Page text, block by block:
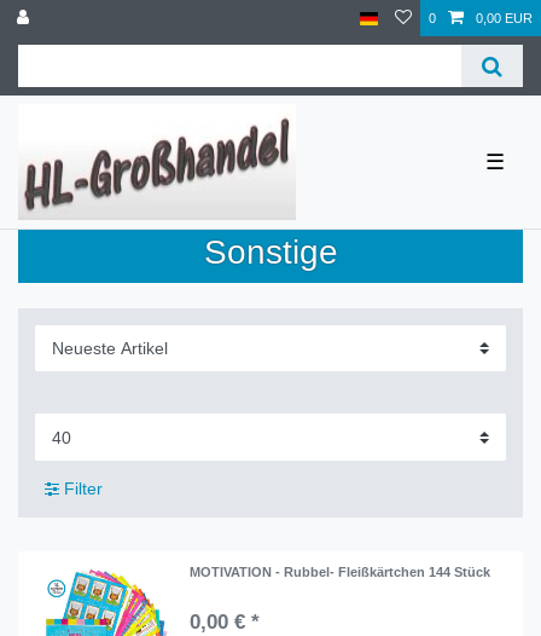
0 0,00 EUR
☰
Sonstige
Filter
MOTIVATION - Rubbel- Fleißkärtchen 144 Stück
0,00 € *